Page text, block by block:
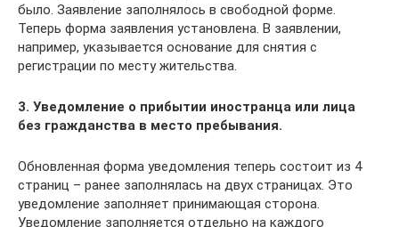
было. Заявление заполнялось в свободной форме.
Теперь форма заявления установлена. В заявлении,
например, указывается основание для снятия с
регистрации по месту жительства.
3. Уведомление о прибытии иностранца или лица
без гражданства в место пребывания.
Обновленная форма уведомления теперь состоит из 4
страниц – ранее заполнялась на двух страницах. Это
уведомление заполняет принимающая сторона.
Уведомление заполняется отдельно на каждого